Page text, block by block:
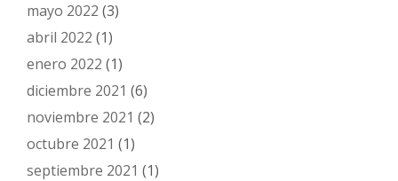
mayo 2022 (3)
abril 2022 (1)
enero 2022 (1)
diciembre 2021 (6)
noviembre 2021 (2)
octubre 2021 (1)
septiembre 2021 (1)